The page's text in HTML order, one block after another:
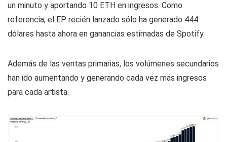
un minuto y aportando 10 ETH en ingresos. Como
referencia, el EP recién lanzado sólo ha generado 444
dólares hasta ahora en ganancias estimadas de Spotify.
Además de las ventas primarias, los volúmenes secundarios
han ido aumentando y generando cada vez más ingresos
para cada artista.